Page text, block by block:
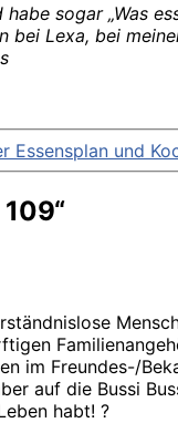
sogar „Was
Lexa, bei
Essensplan und
im Freundes-/
auf die Bussi
habt! ?